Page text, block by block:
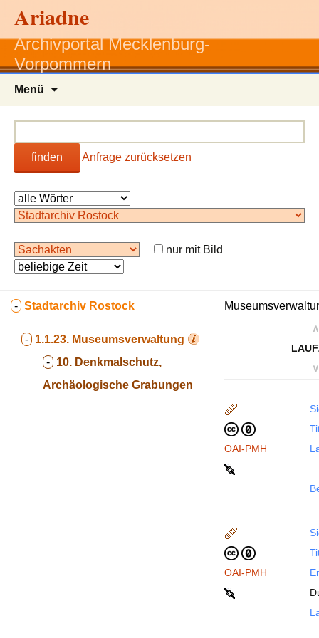
Ariadne
Archivportal Mecklenburg-
Vorpommern
Menü
finden Anfrage zurücksetzen
nur mit Bild
- Stadtarchiv Rostock
- 1.1.23. Museumsverwaltung
- 10. Denkmalschutz,
Archäologische Grabungen
∧
∨
OAI-PMH
OAI-PMH